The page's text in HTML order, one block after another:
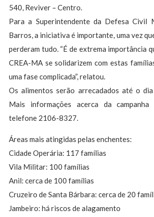
540, Reviver – Centro.
Para a Superintendente da Defesa Civil
Barros, a iniciativa é importante, uma vez
perderam tudo. “É de extrema importância
CREA-MA se solidarizem com estas
uma fase complicada”, relatou.
Os alimentos serão arrecadados até o
Mais informações acerca da
telefone 2106-8327.
Áreas mais atingidas pelas enchentes:
Cidade Operária: 117 famílias
Vila Militar: 100 famílias
Anil: cerca de 100 famílias
Cruzeiro de Santa Bárbara: cerca de 20
Jambeiro: há riscos de alagamento